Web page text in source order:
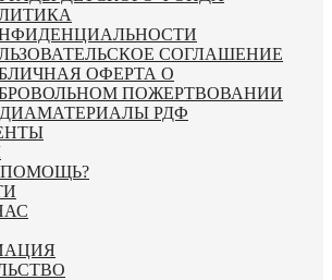
СОГЛАШЕНИЕ
ОФЕРТА О
ПОЖЕРТВОВАНИИ
РДФ